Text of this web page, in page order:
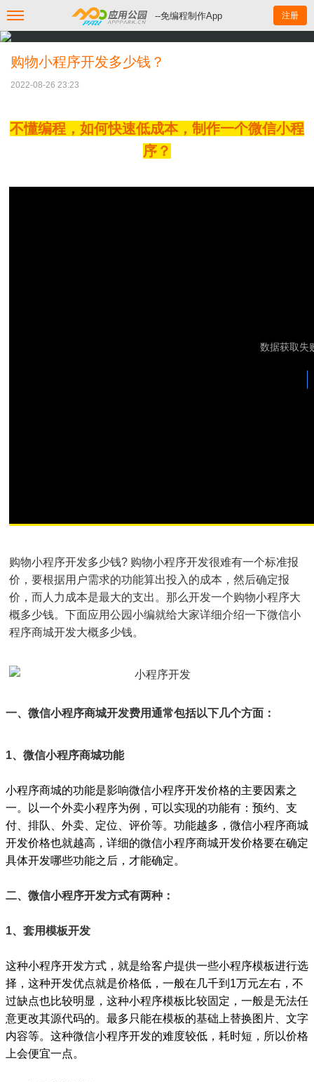
--免编程制作App 注册
购物小程序开发多少钱？
2022-08-26 23:23
不懂编程，如何快速低成本，制作一个微信小程
序？
购物小程序开发多少钱? 购物小程序开发很难有一个标准报
价，要根据用户需求的功能算出投入的成本，然后确定报
价，而人力成本是最大的支出。那么开发一个购物小程序大
概多少钱。下面应用公园小编就给大家详细介绍一下微信小
程序商城开发大概多少钱。
一、微信小程序商城开发费用通常包括以下几个方面：
1、微信小程序商城功能
小程序商城的功能是影响微信小程序开发价格的主要因素之
一。以一个外卖小程序为例，可以实现的功能有：预约、支
付、排队、外卖、定位、评价等。功能越多，微信小程序商城
开发价格也就越高，详细的微信小程序商城开发价格要在确定
具体开发哪些功能之后，才能确定。
二、微信小程序开发方式有两种：
1、套用模板开发
这种小程序开发方式，就是给客户提供一些小程序模板进行选
择，这种开发优点就是价格低，一般在几千到1万元左右，不
过缺点也比较明显，这种小程序模板比较固定，一般是无法任
意更改其源代码的。最多只能在模板的基础上替换图片、文字
内容等。这种微信小程序开发的难度较低，耗时短，所以价格
上会便宜一点。